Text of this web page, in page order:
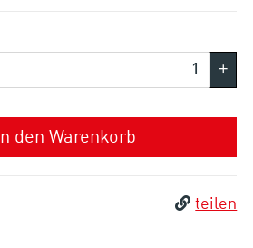
+
In den Warenkorb
teilen